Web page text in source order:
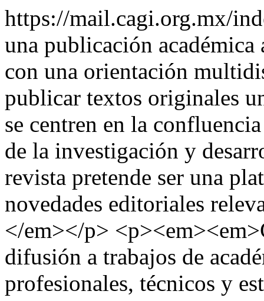
https://mail.cagi.org.mx/
una publicación
con una orientación
publicar textos originales
se centren en la
de la investigación y
revista pretende ser una
novedades editoriales
</em></p>
difusión a trabajos de
profesionales, técnicos y